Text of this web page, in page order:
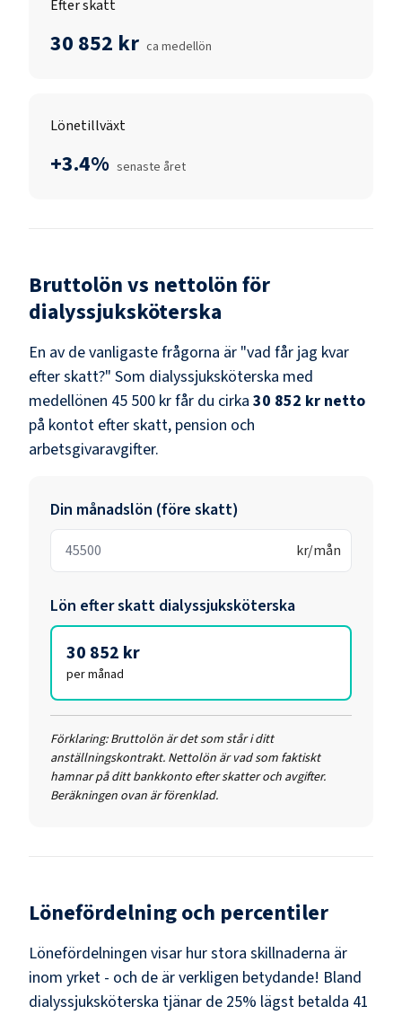
Efter skatt
30 852 kr ca medellön
Lönetillväxt
+3.4% senaste året
Bruttolön vs nettolön för
dialyssjuksköterska
En av de vanligaste frågorna är "vad får jag kvar
efter skatt?" Som dialyssjuksköterska med
medellönen 45 500 krfår du cirka 30 852 kr netto
på kontot efter skatt, pension och
arbetsgivaravgifter.
Din månadslön (före skatt)
kr/mån
Lön efter skatt dialyssjuksköterska
30 852 kr
per månad
Förklaring: Bruttolön är det som står i ditt
anställningskontrakt. Nettolön är vad som faktiskt
hamnar på ditt bankkonto efter skatter och avgifter.
Beräkningen ovan är förenklad.
Lönefördelning och percentiler
Lönefördelningen visar hur stora skillnaderna är
inom yrket - och de är verkligen betydande! Bland
dialyssjuksköterska tjänar de 25% lägst betalda 41